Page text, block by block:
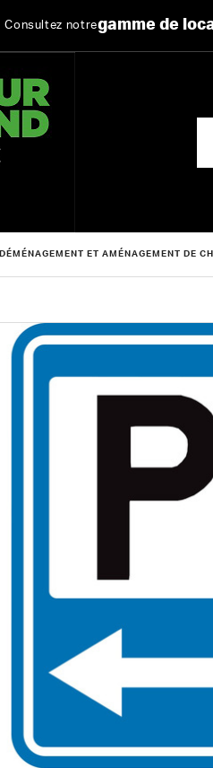
Consultez notregamme de
DÉMÉNAGEMENT ET AMÉNAGEMENT DE